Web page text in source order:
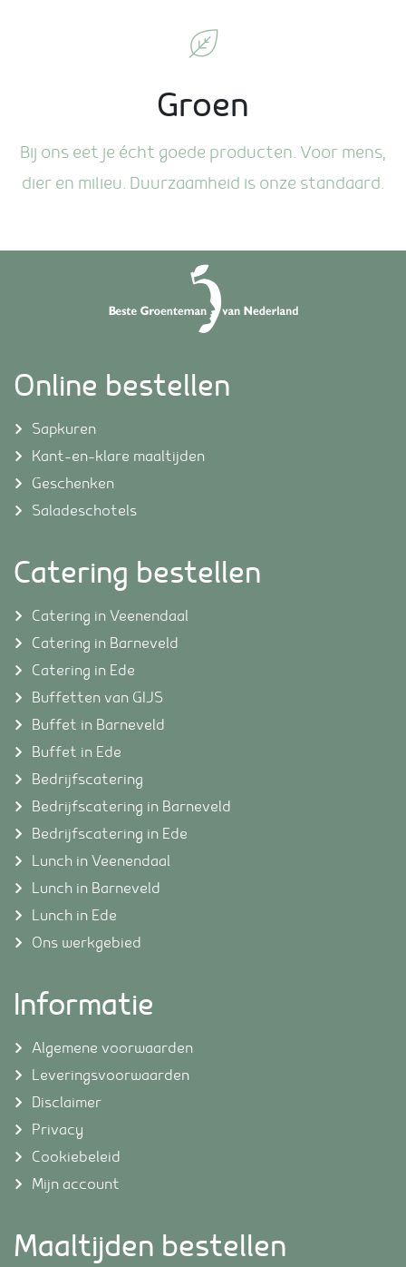
Groen
Bij ons eet je écht goede producten. Voor mens,
dier en milieu. Duurzaamheid is onze standaard.
Online bestellen
Sapkuren
Kant-en-klare maaltijden
Geschenken
Saladeschotels
Catering bestellen
Catering in Veenendaal
Catering in Barneveld
Catering in Ede
Buffetten van GIJS
Buffet in Barneveld
Buffet in Ede
Bedrijfscatering
Bedrijfscatering in Barneveld
Bedrijfscatering in Ede
Lunch in Veenendaal
Lunch in Barneveld
Lunch in Ede
Ons werkgebied
Informatie
Algemene voorwaarden
Leveringsvoorwaarden
Disclaimer
Privacy
Cookiebeleid
Mijn account
Maaltijden bestellen